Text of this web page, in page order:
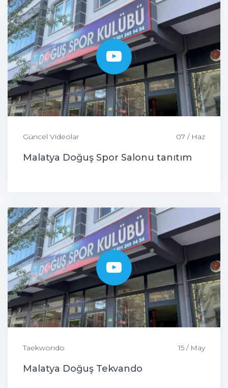
Güncel Videolar 07 / Haz
Malatya Doğuş Spor Salonu tanıtım
Taekwondo 15 / May
Malatya Doğuş Tekvando